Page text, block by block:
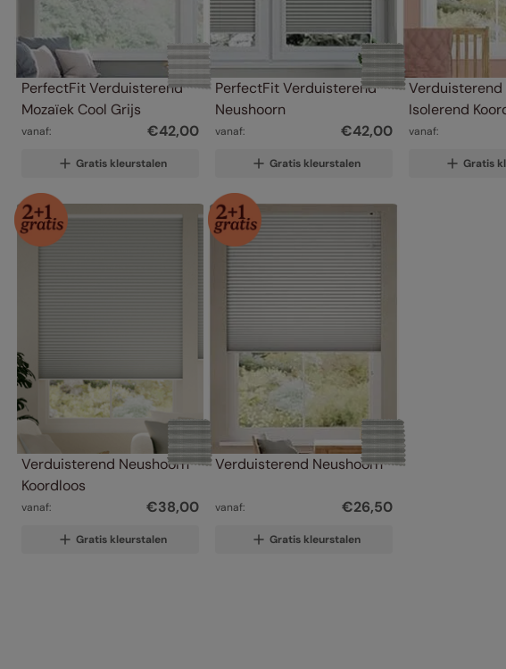
PerfectFit Verduisterend
Mozaïek Cool Grijs
vanaf: €42,00
Gratis kleurstalen
PerfectFit Verduisterend
Neushoorn
vanaf: €42,00
Gratis kleurstalen
Verduisterend
Isolerend
vanaf:
Gratis
Verduisterend Neushoorn
Koordloos
vanaf: €38,00
Gratis kleurstalen
Verduisterend Neushoorn
vanaf: €26,50
Gratis kleurstalen